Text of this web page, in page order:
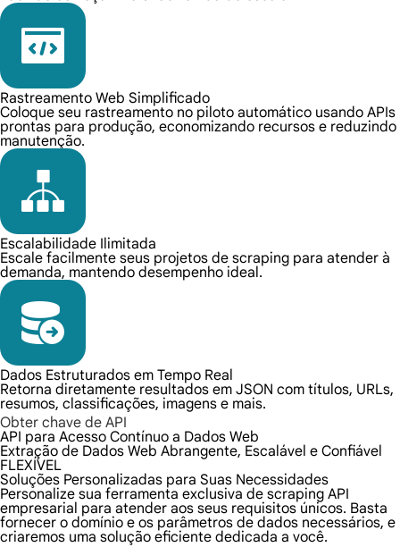
Rastreamento Web Simplificado
Coloque seu rastreamento no piloto automático usando APIs
prontas para produção, economizando recursos e reduzindo
manutenção.
Escalabilidade Ilimitada
Escale facilmente seus projetos de scraping para atender à
demanda, mantendo desempenho ideal.
Dados Estruturados em Tempo Real
Retorna diretamente resultados em JSON com títulos, URLs,
resumos, classificações, imagens e mais.
Obter chave de API
API para Acesso Contínuo a Dados Web
Extração de Dados Web Abrangente, Escalável e Confiável
FLEXÍVEL
Soluções Personalizadas para Suas Necessidades
Personalize sua ferramenta exclusiva de scraping API
empresarial para atender aos seus requisitos únicos. Basta
fornecer o domínio e os parâmetros de dados necessários, e
criaremos uma solução eficiente dedicada a você.